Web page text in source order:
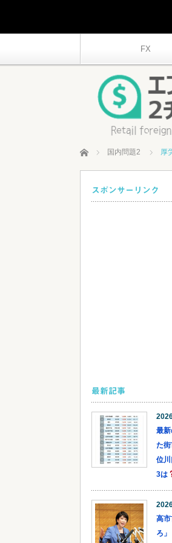
FX
ホーム 国内問題2 厚
スポンサーリンク
最新記事
最
た
位
3は
高
ろ